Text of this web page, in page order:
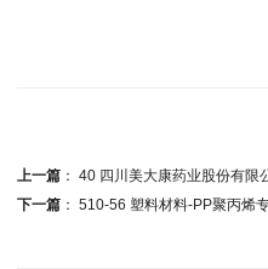
上一篇： 40 四川美大康药业股份有限
下一篇： 510-56 塑料材料-PP聚丙烯